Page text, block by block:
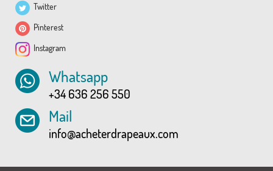
Twitter
Pinterest
Instagram
Whatsapp
+34 636 256 550
Mail
info@acheterdrapeaux.com